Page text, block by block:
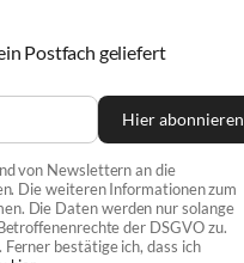
Postfach geliefert
Hier abonnieren
von Newslettern an die
Die weiteren Informationen zum
Die Daten werden nur solange
der DSGVO zu.
bestätige ich, dass ich